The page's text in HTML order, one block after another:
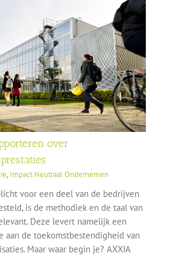
over
, Impact Neutraal Ondernemen
voor een deel van de bedrijven
is de methodiek en de taal van
Deze levert namelijk een
aan de toekomstbestendigheid van
Maar waar begin je? AXXIA